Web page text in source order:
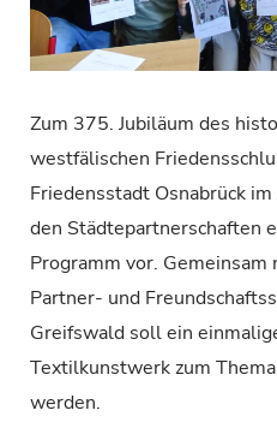
Zum 375. Jubiläum des
westfälischen
Friedensstadt Osnabrück
den Städtepartnerschaften
Programm vor. Gemeinsam
Partner- und
Greifswald soll ein
Textilkunstwerk zum Thema
werden.